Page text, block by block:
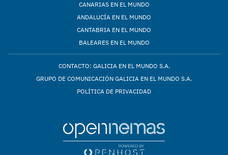
CANARIAS EN EL MUNDO
ANDALUCÍA EN EL MUNDO
CANTABRIA EN EL MUNDO
BALEARES EN EL MUNDO
CONTACTO: GALICIA EN EL MUNDO S.A.
GRUPO DE COMUNICACIÓN GALICIA EN EL MUNDO S.A.
POLÍTICA DE PRIVACIDAD